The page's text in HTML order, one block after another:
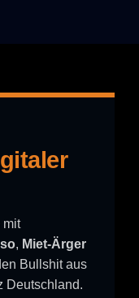
mit
, Miet-Ärger
Bullshit aus
Deutschland.